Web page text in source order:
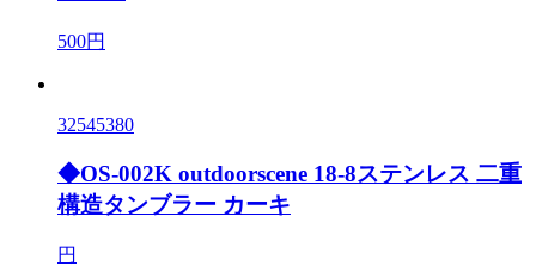
500円
32545380
◆OS-002K outdoorscene 18-8ステンレス 二重
構造タンブラー カーキ
円